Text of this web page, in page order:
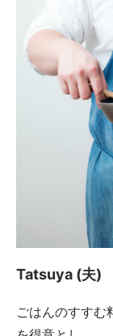
Tatsuya (夫)
ごはんのすすむ